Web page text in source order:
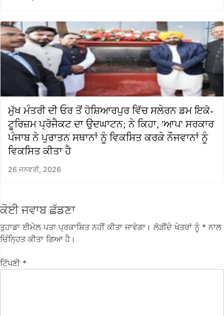
ਮੁੱਖ ਮੰਤਰੀ ਦੀ ਓਰ ਤੋਂ ਹੋਸ਼ਿਆਰਪੁਰ ਵਿੱਚ ਸਲੇਰਨ ਡਮ ਇਕੋ-
ਟੂਰਿਜ਼ਮ ਪ੍ਰੋਜੈਕਟ ਦਾ ਉਦਘਾਟਨ; ਨੇ ਕਿਹਾ, 'ਆਪ' ਸਰਕਾਰ
ਪੰਜਾਬ ਨੇ ਪੁਰਾਤਨ ਸਥਾਨਾਂ ਨੂੰ ਵਿਕਸਿਤ ਕਰਕੇ ਨੌਜਵਾਨਾਂ ਨੂੰ
ਵਿਕਸਿਤ ਕੀਤਾ ਹੈ
26 ਜਨਵਰੀ, 2026
ਕੋਈ ਜਵਾਬ ਛੱਡਣਾ
ਤੁਹਾਡਾ ਈਮੇਲ ਪਤਾ ਪ੍ਰਕਾਸ਼ਿਤ ਨਹੀਂ ਕੀਤਾ ਜਾਵੇਗਾ। ਲੋੜੀਂਦੇ ਖੇਤਰਾਂ ਨੂੰ * ਨਾਲ
ਚਿੰਨ੍ਹਿਤ ਕੀਤਾ ਗਿਆ ਹੈ।
ਟਿੱਪਣੀ *